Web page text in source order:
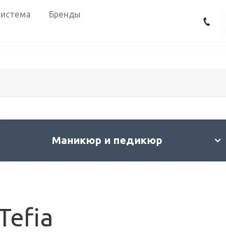
Бренды
Маникюр и педикюр